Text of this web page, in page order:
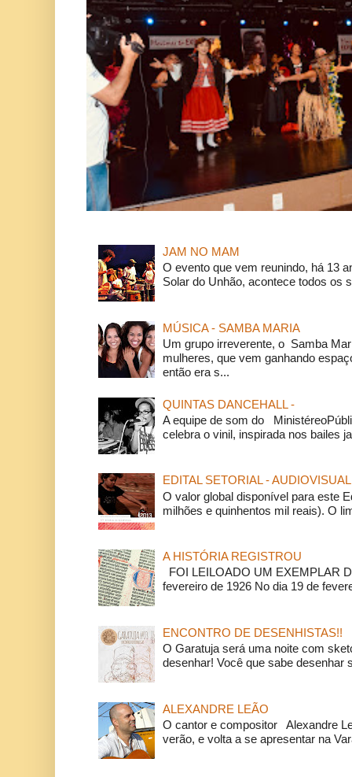
JAM NO MAM
O evento que vem reunindo, há 13
Solar do Unhão, acontece todos os
MÚSICA - SAMBA MARIA
Um grupo irreverente, o Samba
mulheres, que vem ganhando
então era s...
QUINTAS DANCEHALL -
A equipe de som do
celebra o vinil, inspirada nos bailes
EDITAL SETORIAL - AUDIOVISUAL
O valor global disponível para este
milhões e quinhentos mil reais). O
A HISTÓRIA REGISTROU
FOI LEILOADO UM EXEMPLAR
fevereiro de 1926 No dia 19 de
ENCONTRO DE DESENHISTAS!!
O Garatuja será uma noite com
desenhar! Você que sabe desenhar
ALEXANDRE LEÃO
O cantor e compositor Alexandre
verão, e volta a se apresentar na